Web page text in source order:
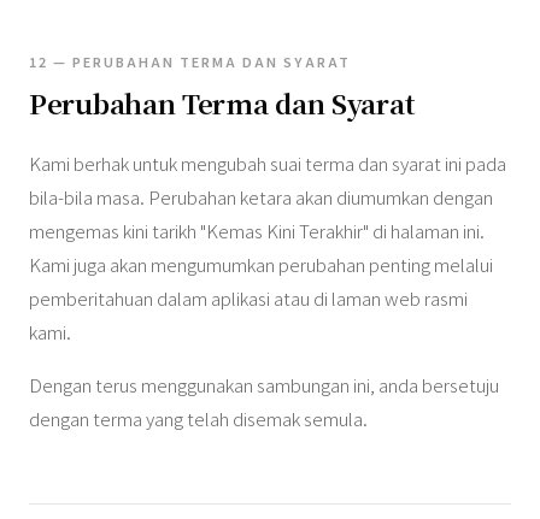
12 — PERUBAHAN TERMA DAN SYARAT
Perubahan Terma dan Syarat
Kami berhak untuk mengubah suai terma dan syarat ini pada
bila-bila masa. Perubahan ketara akan diumumkan dengan
mengemas kini tarikh "Kemas Kini Terakhir" di halaman ini.
Kami juga akan mengumumkan perubahan penting melalui
pemberitahuan dalam aplikasi atau di laman web rasmi
kami.
Dengan terus menggunakan sambungan ini, anda bersetuju
dengan terma yang telah disemak semula.